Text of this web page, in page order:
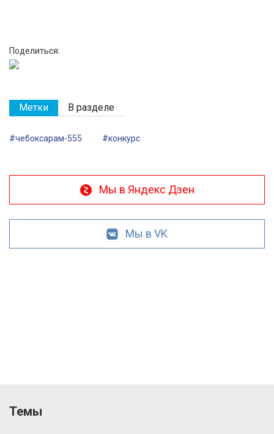
Поделиться:
Метки В разделе
#чебоксарам-555 #конкурс
Мы в Яндекс Дзен
Мы в VK
Темы